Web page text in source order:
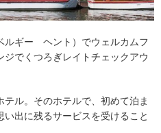
ルギー ヘント）でウェルカムフ
でくつろぎレイトチェックアウ
ル。そのホテルで、初めて泊ま
出に残るサービスを受けること